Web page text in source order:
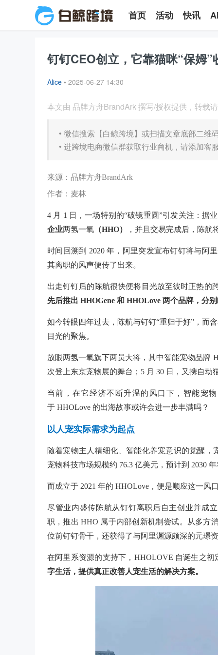
首页 活动 快讯
钉钉CEO创立，它靠猫咪“保姆
Alice • 2025-06-27 14:30
本文由 品牌方舟BrandArk 撰写/授权提供，转载
• 微信搜索【白鲸跨境】或扫描文章底部二维
• 进跨境电商微信群获取行业商机，请添加客
来源：品牌方舟BrandArk
作者：麦林
4 月 1 日，一场特别的“破镜重圆”引发关注：据
企业两氢一氧 （HHO） ，并且交易完成后，陈航
时间回溯到 2020 年，阿里突发宣布钉钉将与阿
其离职的风声便传了出来。
出走钉钉后的陈航很快便将目光放至彼时正热的
先后推出 HHOGene 和 HHOLove 两个品牌，分
如今转眼四年过去，陈航与钉钉“重归于好”，而
目光的聚焦。
放眼两氢一氧旗下两员大将，其中智能宠物品牌
次登上东京宠物展的舞台；5 月 30 日，又携自动
当前，在它经济不断升温的风口下，智能宠
于 HHOLove 的出海故事或许会进一步丰满吗？
以人宠实际需求为起点
随着宠物主人精细化、智能化养宠意识的觉醒，
宠物科技市场规模约 76.3 亿美元，预计到 2030
而成立于 2021 年的 HHOLove，便是顺应这一风
尽管业内盛传陈航从钉钉离职后自主创业并成
职，推出 HHO 属于内部创新机制尝试。从多方
位前钉钉骨干，还获得了与阿里渊源颇深的元璟
在阿里系资源的支持下，HHOLOVE 自诞生之初
字生活，提供真正改善人宠生活的解决方案。